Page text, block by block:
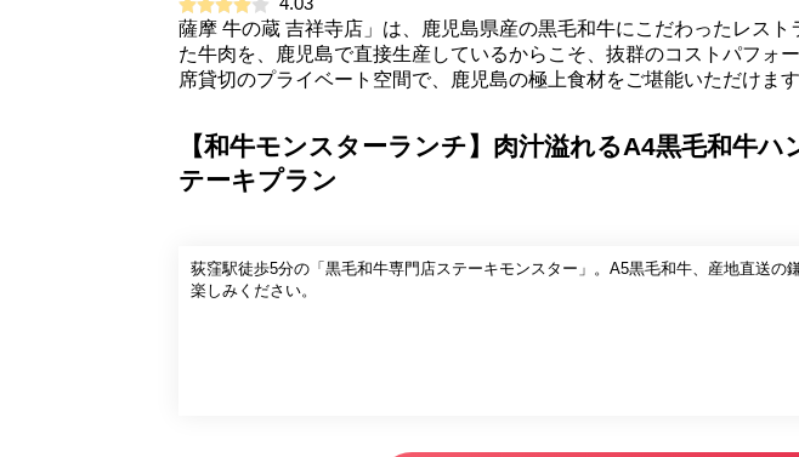
薩摩 牛の蔵 吉祥寺店」は、鹿児島県産の黒毛和牛にこだわったレス
た牛肉を、鹿児島で直接生産しているからこそ、抜群のコストパフォ
席貸切のプライベート空間で、鹿児島の極上食材をご堪能いただけます
【和牛モンスターランチ】肉汁溢れるA4黒毛和牛
テーキプラン
荻窪駅徒歩5分の「黒毛和牛専門店ステーキモンスター」。A5黒毛和牛、産地直送の
楽しみください。